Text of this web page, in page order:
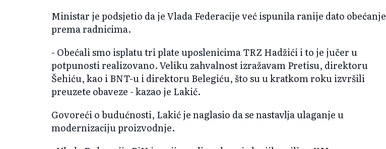
Ministar je podsjetio da je Vlada Federacije već ispunila ranije dato obećanje
prema radnicima.
- Obećali smo isplatu tri plate uposlenicima TRZ Hadžići i to je jučer u
potpunosti realizovano. Veliku zahvalnost izražavam Pretisu, direktoru
Šehiću, kao i BNT-u i direktoru Belegiću, što su u kratkom roku izvršili
preuzete obaveze - kazao je Lakić.
Govoreći o budućnosti, Lakić je naglasio da se nastavlja ulaganje u
modernizaciju proizvodnje.